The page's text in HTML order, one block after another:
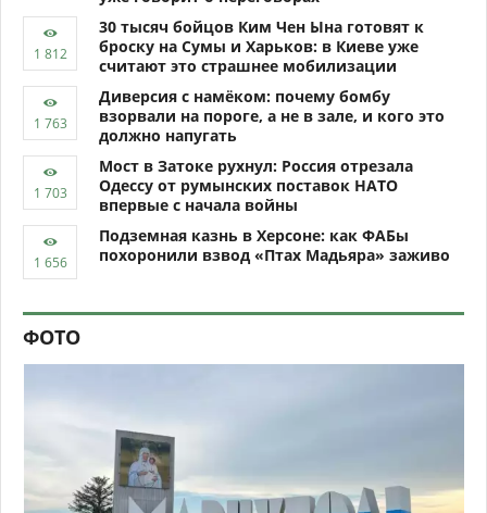
30 тысяч бойцов Ким Чен Ына готовят к
броску на Сумы и Харьков: в Киеве уже
считают это страшнее мобилизации
Диверсия с намёком: почему бомбу
взорвали на пороге, а не в зале, и кого это
должно напугать
Мост в Затоке рухнул: Россия отрезала
Одессу от румынских поставок НАТО
впервые с начала войны
Подземная казнь в Херсоне: как ФАБы
похоронили взвод «Птах Мадьяра» заживо
ФОТО